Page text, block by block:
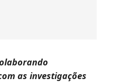
as investigações